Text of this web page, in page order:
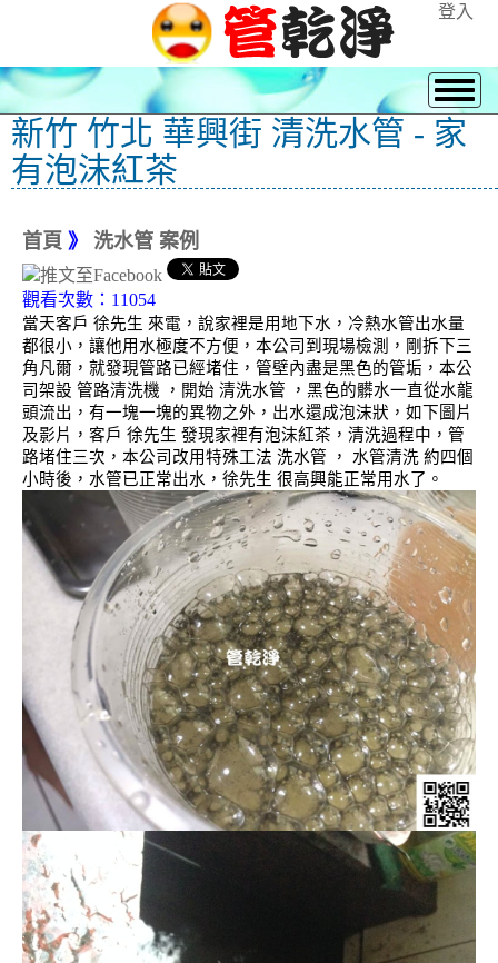
登入
新竹 竹北 華興街 清洗水管 - 家
有泡沫紅茶
首頁 》 洗水管 案例
觀看次數：11054
當天客戶 徐先生 來電，說家裡是用地下水，冷熱水管出水量
都很小，讓他用水極度不方便，本公司到現場檢測，剛拆下三
角凡爾，就發現管路已經堵住，管壁內盡是黑色的管垢，本公
司架設 管路清洗機 ，開始 清洗水管 ，黑色的髒水一直從水龍
頭流出，有一塊一塊的異物之外，出水還成泡沫狀，如下圖片
及影片，客戶 徐先生 發現家裡有泡沫紅茶，清洗過程中，管
路堵住三次，本公司改用特殊工法 洗水管 ， 水管清洗 約四個
小時後，水管已正常出水，徐先生 很高興能正常用水了。